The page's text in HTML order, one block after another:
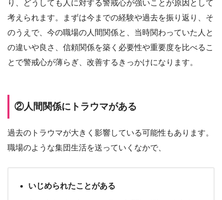
り、どうしても人に対する警戒心が強いことが原因として
考えられます。まずは今までの経験や過去を振り返り、そ
のうえで、今の職場の人間関係と、当時関わっていた人と
の違いや良さ、信頼関係を築く必要性や重要度を比べるこ
とで警戒心が薄らぎ、改善するきっかけになります。
②人間関係にトラウマがある
過去のトラウマが大きく影響している可能性もあります。
職場のような集団生活を送っていくなかで、
いじめられたことがある